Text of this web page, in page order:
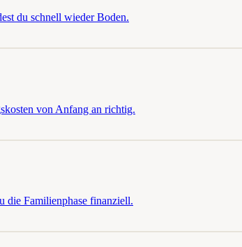
du schnell wieder Boden.
von Anfang an richtig.
die Familienphase finanziell.